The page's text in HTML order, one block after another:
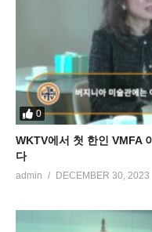
0
WKTV에서 첫 한인 VMFA
다
admin DECEMBER 30, 2023